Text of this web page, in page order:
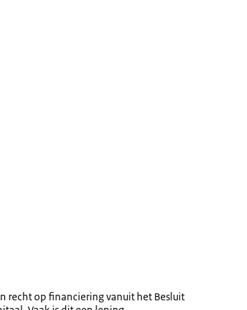
recht op financiering vanuit het Besluit